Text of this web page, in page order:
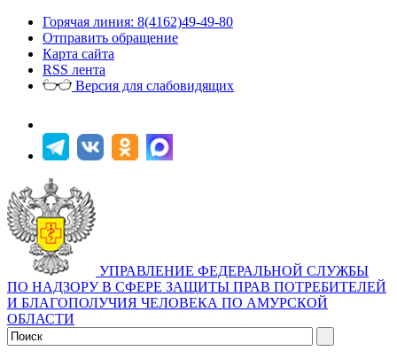
Горячая линия: 8(4162)49-49-80
Отправить обращение
Карта сайта
RSS лента
Версия для слабовидящих
УПРАВЛЕНИЕ ФЕДЕРАЛЬНОЙ СЛУЖБЫ
ПО НАДЗОРУ В СФЕРЕ ЗАЩИТЫ ПРАВ ПОТРЕБИТЕЛЕЙ
И БЛАГОПОЛУЧИЯ ЧЕЛОВЕКА ПО АМУРСКОЙ
ОБЛАСТИ